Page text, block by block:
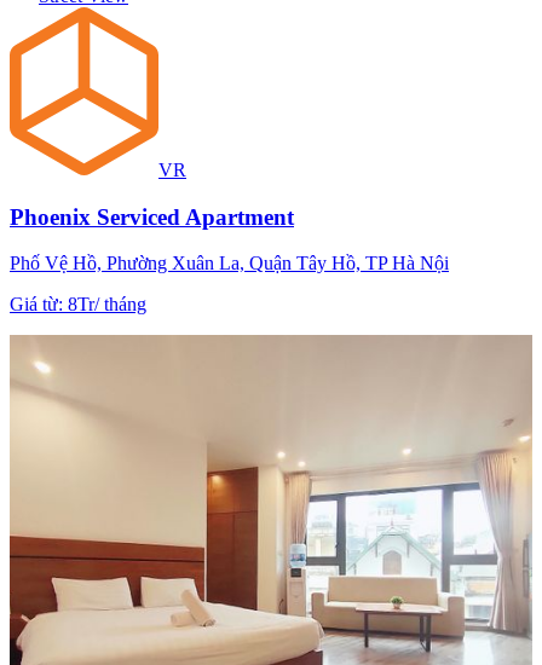
VR
Phoenix Serviced Apartment
Phố Vệ Hồ, Phường Xuân La, Quận Tây Hồ, TP Hà Nội
Giá từ: 8Tr/tháng